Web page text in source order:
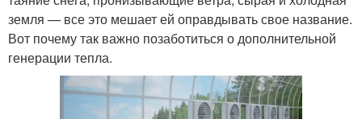
земля — все это мешает ей оправдывать свое название.
Вот почему так важно позаботиться о дополнительной
генерации тепла.